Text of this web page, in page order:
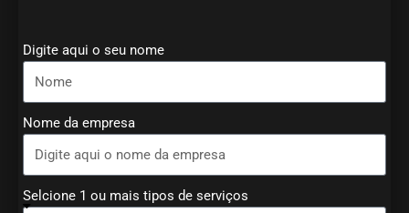
Digite aqui o seu nome
Nome da empresa
Selcione 1 ou mais tipos de serviços